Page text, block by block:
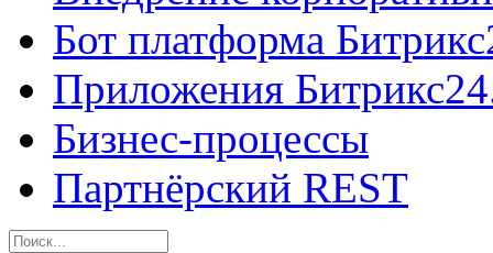
Бот платформа
Приложения
Бизнес-процессы
Партнёрский REST